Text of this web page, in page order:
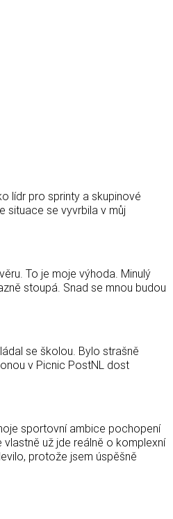
lídr pro sprinty a skupinové
situace se vyvrbila v můj
To je moje výhoda. Minulý
stoupá. Snad se mnou budou
se školou. Bylo strašně
v Picnic PostNL dost
sportovní ambice pochopení
už jde reálně o komplexní
protože jsem úspěšně